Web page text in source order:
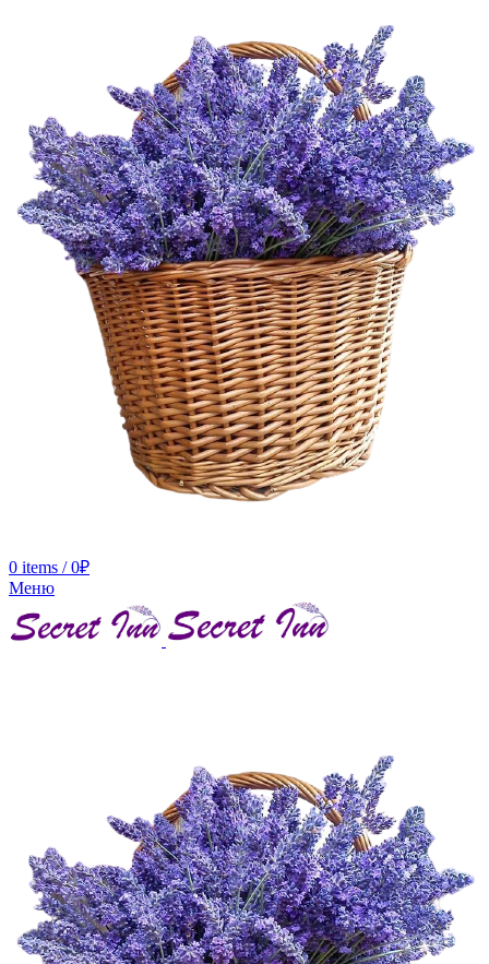
0 items / 0₽
Меню